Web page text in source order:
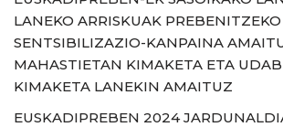
LANEKO ARRISKUAK
SENTSIBILIZAZIO-KANPAINA
MAHASTIETAN KIMAKETA ETA
KIMAKETA LANEKIN AMAITUZ
EUSKADIPREBEN 2024